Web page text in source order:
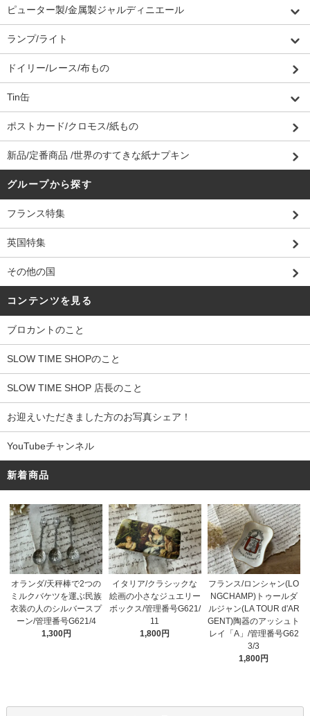
ピューター製/金属製ジャルディニエール
ランプ/ライト
ドイリー/レース/布もの
Tin缶
ポストカード/クロモス/紙もの
新品/定番商品 /世界のすてきな紙ナプキン
グループから探す
フランス特集
英国特集
その他の国
コンテンツを見る
ブロカントのこと
SLOW TIME SHOPのこと
SLOW TIME SHOP 店長のこと
お迎えいただきました方のお写真シェア！
YouTubeチャンネル
新着商品
オランダ/天秤棒で2つの
ミルクバケツを運ぶ民族
衣装の人のシルバースプ
ーン/管理番号G621/4
1,300円
イタリア/クラシックな
絵画の小さなジュエリー
ボックス/管理番号G621/
11
1,800円
フランス/ロンシャン(LO
NGCHAMP)トゥールダ
ルジャン(LA TOUR d'AR
GENT)陶器のアッシュト
レイ「A」/管理番号G62
3/3
1,800円